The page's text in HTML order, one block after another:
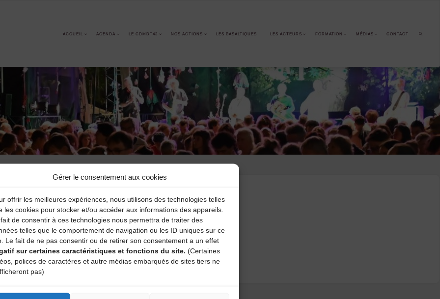
Gérer le consentement aux cookies
offrir les meilleures expériences, nous utilisons des technologies telles
les cookies pour stocker et/ou accéder aux informations des appareils.
de consentir à ces technologies nous permettra de traiter des
telles que le comportement de navigation ou les ID uniques sur ce
Le fait de ne pas consentir ou de retirer son consentement a un effet
sur certaines caractéristiques et fonctions du site. (Certaines
polices de caractères et autre médias embarqués de sites tiers ne
pas)
ACCUEIL AGENDA LE CDMDT43 NOS ACTIONS LES BASALTIQUES LES ACTEURS FORMATION MÉDIAS CONTACT
SEARCH